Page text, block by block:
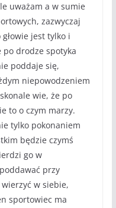
uważam a w sumie
zazwyczaj
jest tylko i
po drodze spotyka
poddaje się,
niepowodzeniem
wie, że po
to o czym marzy.
tylko pokonaniem
będzie czymś
go w
przy
w siebie,
sportowiec ma